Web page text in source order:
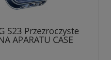
S23 Przezroczyste
APARATU CASE